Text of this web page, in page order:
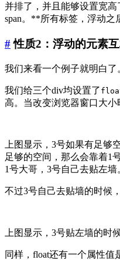
并排了，并且能够设置宽
span。**所有标签，浮动之
#性质2：浮动的元素
我们来看一个例子就明白了
我们给三个div均设置了
高。当改变浏览器窗口大小
上图显示，3号如果有足够
足够的空间，那么会靠着1
1号大哥，3号自己去贴左墙
不过3号自己去贴墙的时候
上图显示，3号贴左墙的时
同样，float还有一个属性值